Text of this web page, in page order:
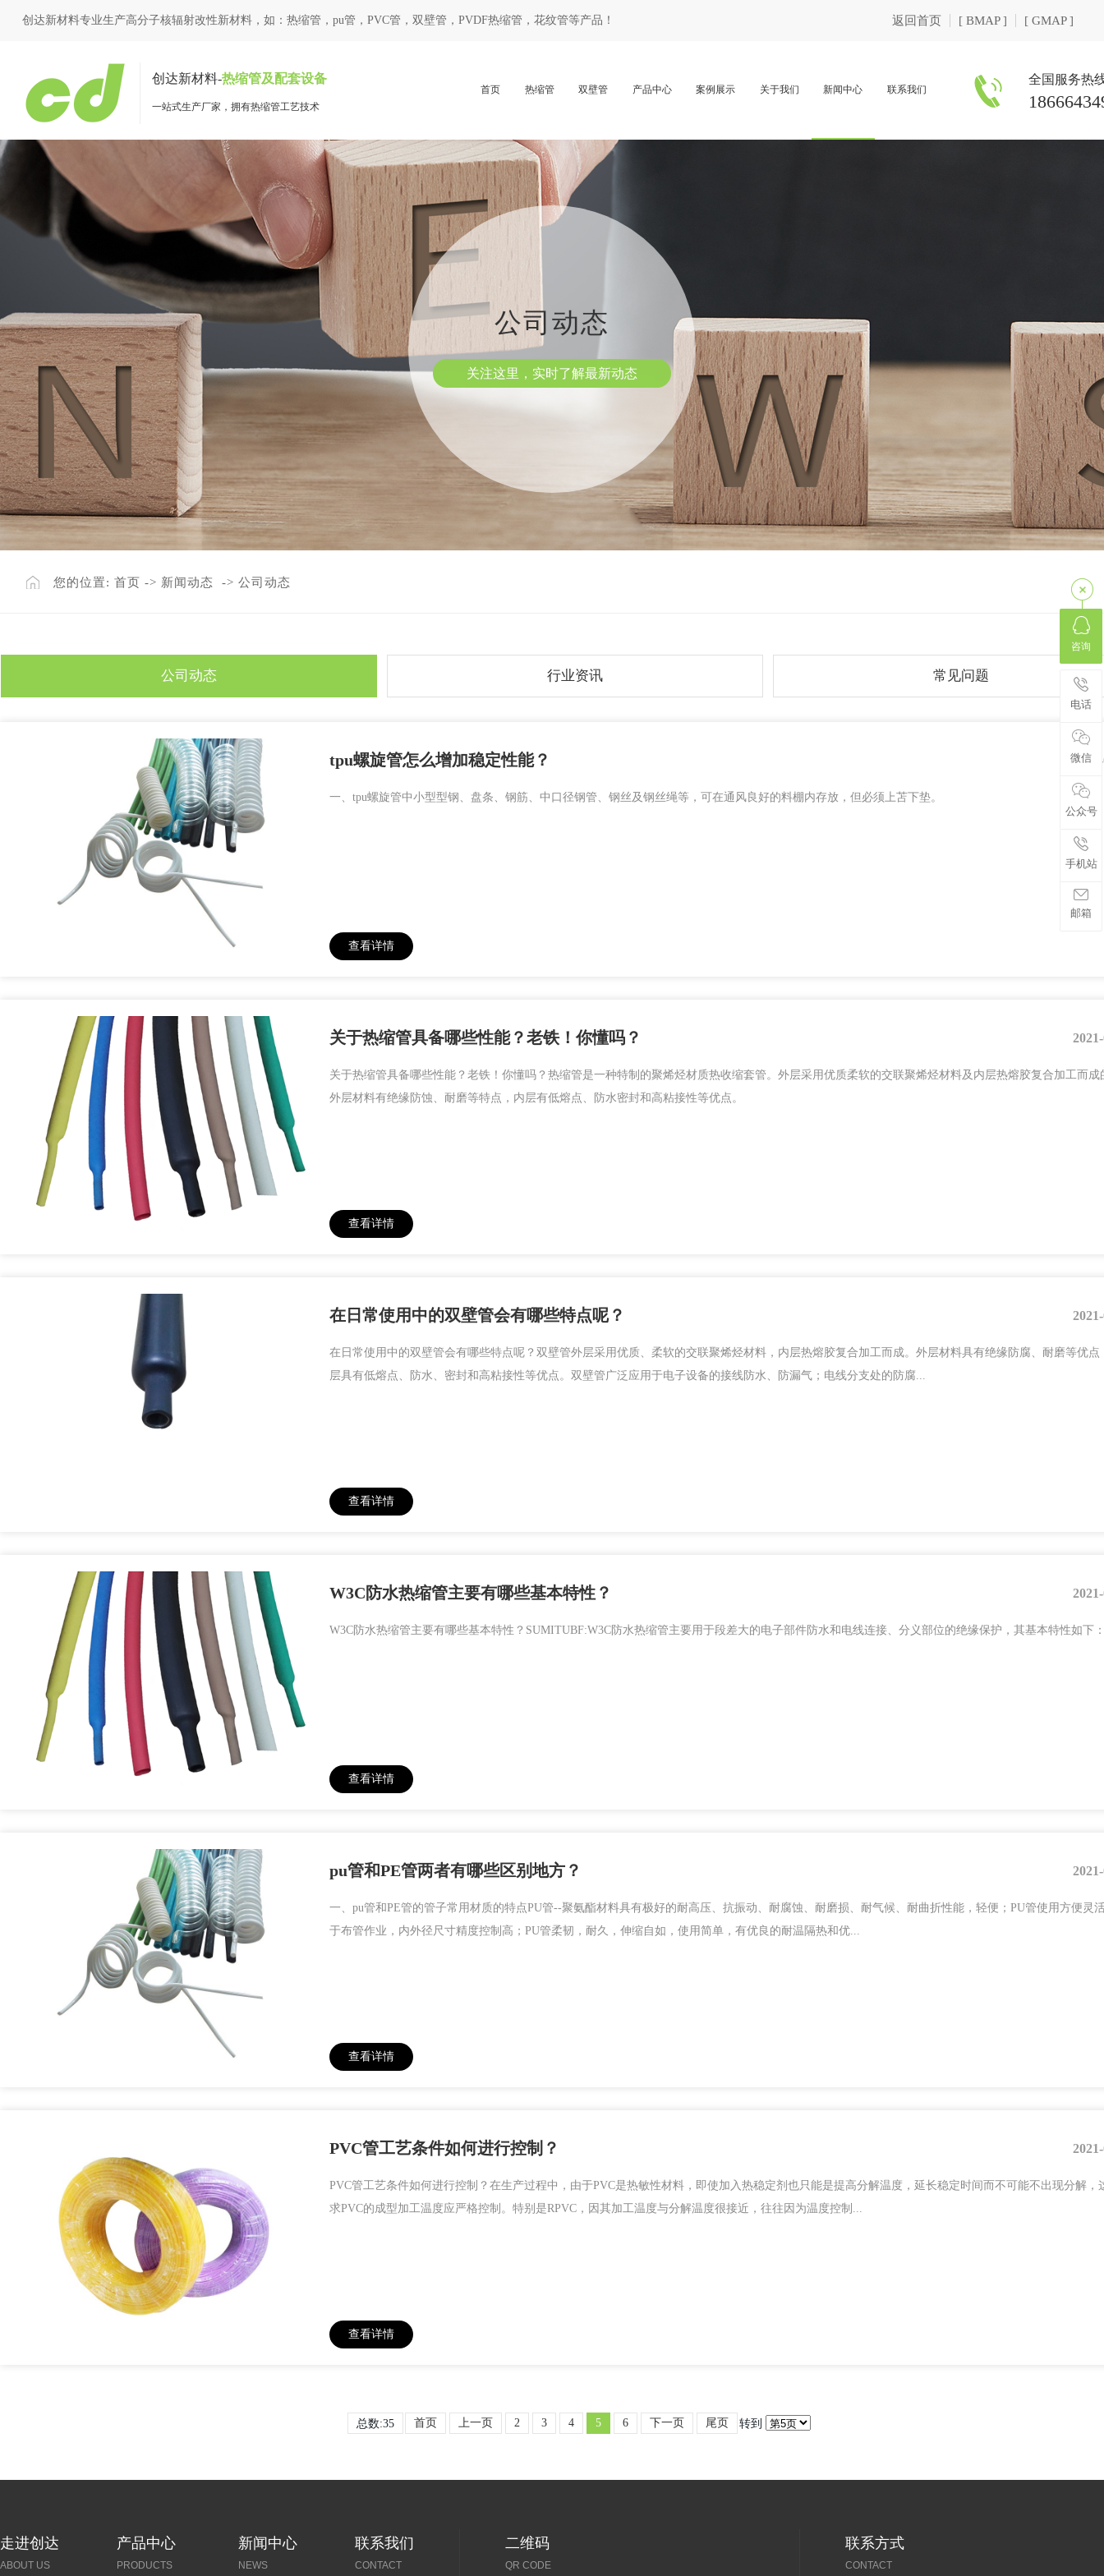
创达新材料专业生产高分子核辐射改性新材料，如： 热缩管 ， pu管 ， PVC管 ， 双壁管 ， PVDF热缩管 ， 花纹管等产品！ 返回首页 [ BMAP ] [ GMAP ]
创达新材料-热缩管及配套设备
一站式生产厂家，拥有热缩管工艺技术
首页 热缩管 双壁管 产品中心 案例展示 关于我们 新闻中心 联系我们
全国服务热
公司动态
关注这里，实时了解最新动态
您的位置: 首页 -> 新闻动态 -> 公司动态
公司动态 行业资讯 常见问题
tpu螺旋管怎么增加稳定性能？
一、tpu螺旋管中小型型钢、盘条、钢筋、中口径钢管、钢丝及钢丝绳等，可在通风良好的料棚内存放，但必须上苫下垫。
查看详情
关于热缩管具备哪些性能？老铁！你懂吗？
关于热缩管具备哪些性能？老铁！你懂吗？热缩管是一种特制的聚烯烃材质热收缩套管。外层采用优质柔软的交联聚烯烃材料及内层热熔胶复合加工而成
外层材料有绝缘防蚀、耐磨等特点，内层有低熔点、防水密封和高粘接性等优点。
查看详情
在日常使用中的双壁管会有哪些特点呢？
在日常使用中的双壁管会有哪些特点呢？双壁管外层采用优质、柔软的交联聚烯烃材料，内层热熔胶复合加工而成。外层材料具有绝缘防腐、耐磨等优点
层具有低熔点、防水、密封和高粘接性等优点。双壁管广泛应用于电子设备的接线防水、防漏气；电线分支处的防腐...
查看详情
W3C防水热缩管主要有哪些基本特性？
W3C防水热缩管主要有哪些基本特性？SUMITUBF:W3C防水热缩管主要用于段差大的电子部件防水和电线连接、分义部位的绝缘保护，其基本特性如下
查看详情
pu管和PE管两者有哪些区别地方？
一、pu管和PE管的管子常用材质的特点PU管--聚氨酯材料具有极好的耐高压、抗振动、耐腐蚀、耐磨损、耐气候、耐曲折性能，轻便；PU管使用方便灵
于布管作业，内外径尺寸精度控制高；PU管柔韧，耐久，伸缩自如，使用简单，有优良的耐温隔热和优...
查看详情
PVC管工艺条件如何进行控制？
PVC管工艺条件如何进行控制？在生产过程中，由于PVC是热敏性材料，即使加入热稳定剂也只能是提高分解温度，延长稳定时间而不可能不出现分解，
求PVC的成型加工温度应严格控制。特别是RPVC，因其加工温度与分解温度很接近，往往因为温度控制...
查看详情
总数:35 首页 上一页 2 3 4 5 6 下一页 尾页 转到
走进创达
ABOUT US
产品中心
PRODUCTS
新闻中心
NEWS
联系我们
CONTACT
二维码
QR CODE
联系方式
CONTACT
咨询
电话
微信
公众号
手机站
邮箱